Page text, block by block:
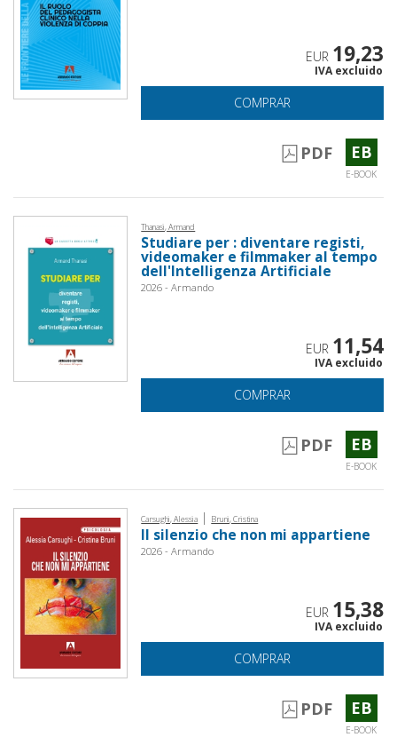
EUR 19,23
IVA excluido
COMPRAR
PDF EB
E-BOOK
Thanasi, Armand
Studiare per : diventare registi,
videomaker e filmmaker al tempo
dell'Intelligenza Artificiale
2026 - Armando
EUR 11,54
IVA excluido
COMPRAR
PDF EB
E-BOOK
Carsughi, Alessia | Bruni, Cristina
Il silenzio che non mi appartiene
2026 - Armando
EUR 15,38
IVA excluido
COMPRAR
PDF EB
E-BOOK